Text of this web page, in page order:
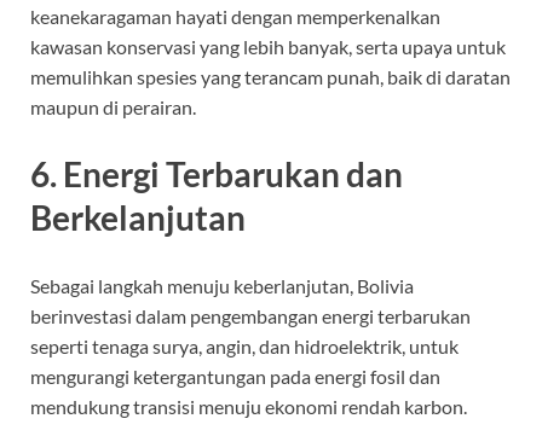
keanekaragaman hayati dengan memperkenalkan
kawasan konservasi yang lebih banyak, serta upaya untuk
memulihkan spesies yang terancam punah, baik di daratan
maupun di perairan.
6. Energi Terbarukan dan
Berkelanjutan
Sebagai langkah menuju keberlanjutan, Bolivia
berinvestasi dalam pengembangan energi terbarukan
seperti tenaga surya, angin, dan hidroelektrik, untuk
mengurangi ketergantungan pada energi fosil dan
mendukung transisi menuju ekonomi rendah karbon.